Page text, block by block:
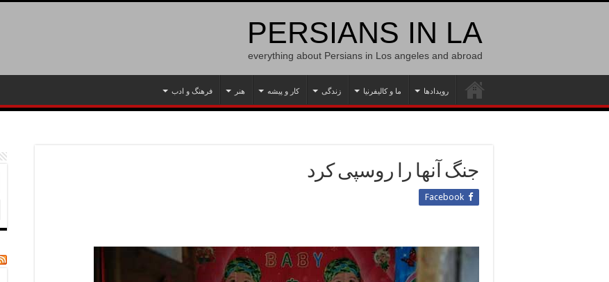
PERSIANS IN LA
everything about Persians in Los angeles and abroad
رویدادها ما و کالیفرنیا زندگی کار و پیشه هنر فرهنگ و ادب
جنگ آنها را روسپی کرد
Facebook